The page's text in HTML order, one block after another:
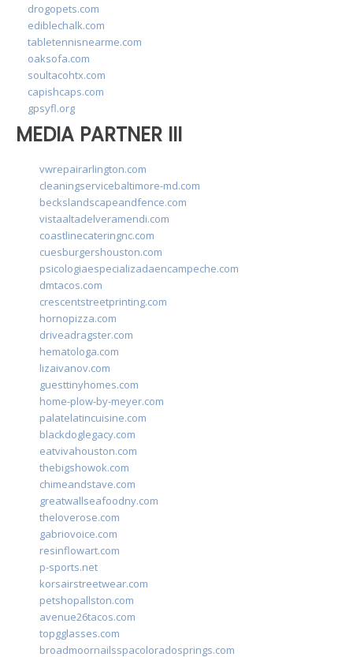
drogopets.com
ediblechalk.com
tabletennisnearme.com
oaksofa.com
soultacohtx.com
capishcaps.com
gpsyfl.org
MEDIA PARTNER III
vwrepairarlington.com
cleaningservicebaltimore-md.com
beckslandscapeandfence.com
vistaaltadelveramendi.com
coastlinecateringnc.com
cuesburgershouston.com
psicologiaespecializadaencampeche.com
dmtacos.com
crescentstreetprinting.com
hornopizza.com
driveadragster.com
hematologa.com
lizaivanov.com
guesttinyhomes.com
home-plow-by-meyer.com
palatelatincuisine.com
blackdoglegacy.com
eatvivahouston.com
thebigshowok.com
chimeandstave.com
greatwallseafoodny.com
theloverose.com
gabriovoice.com
resinflowart.com
p-sports.net
korsairstreetwear.com
petshopallston.com
avenue26tacos.com
topgglasses.com
broadmoornailsspacoloradosprings.com